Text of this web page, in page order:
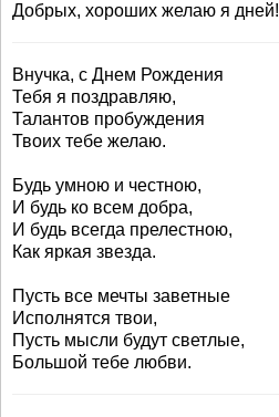
Добрых, хороших желаю я дней!
Внучка, с Днем Рождения
Тебя я поздравляю,
Талантов пробуждения
Твоих тебе желаю.
Будь умною и честною,
И будь ко всем добра,
И будь всегда прелестною,
Как яркая звезда.
Пусть все мечты заветные
Исполнятся твои,
Пусть мысли будут светлые,
Большой тебе любви.